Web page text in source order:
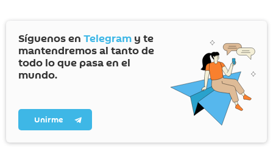
Síguenos en Telegram y te
mantendremos al tanto de
todo lo que pasa en el
mundo.
Unirme